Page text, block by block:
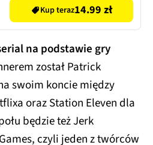
Kup teraz14.99 zł
na podstawie gry
został Patrick
swoim koncie między
oraz Station Eleven dla
będzie też Jerk
czyli jeden z twórców